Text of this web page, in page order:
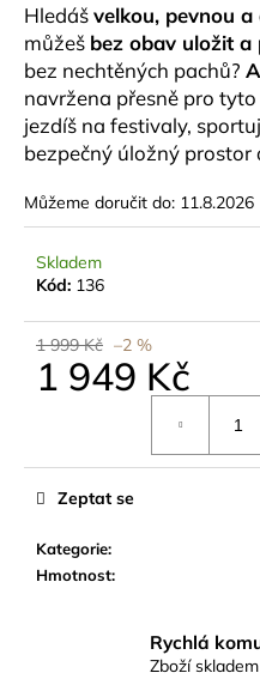
Hledášvelkou, pevnou
můžeš bez obav uložit a
bez nechtěných pachů?
navržena přesně pro
jezdíš na festivaly,
bezpečný úložný prostor
Můžeme doručit do: 11.8.2026
Skladem
Kód: 136
1 999 Kč –2 %
1 949 Kč
Kategorie:
Hmotnost:
Zeptat se
Rychlá
Zboží
D
o
p
o
r
u
č
u
e
e
ZIP
SE
55CM,
PATER,